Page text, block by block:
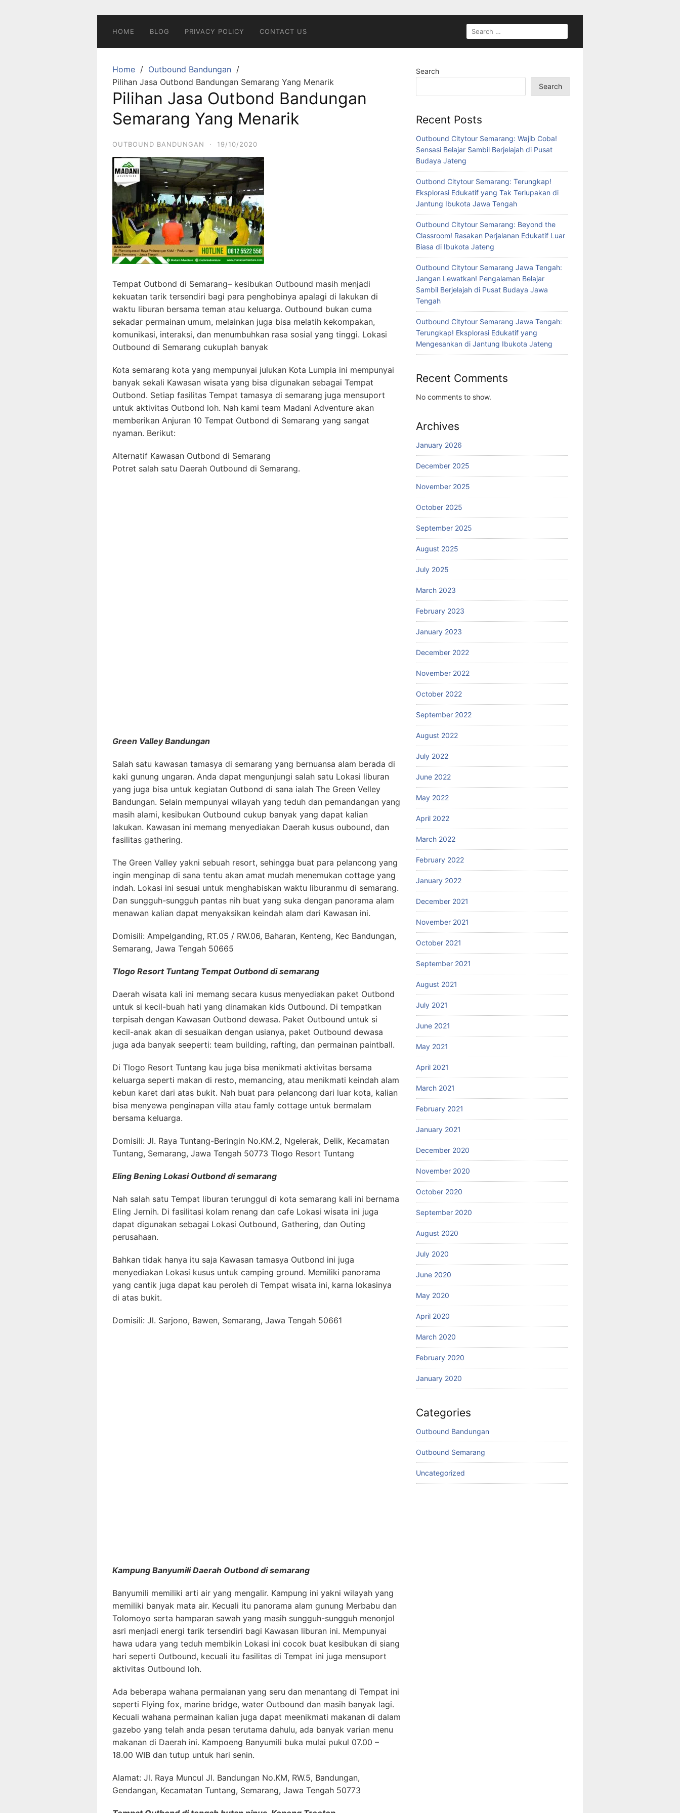
HOME BLOG PRIVACY POLICY CONTACT US
SEARCH
FOR:
Home
Outbound Bandungan
Pilihan Jasa Outbond Bandungan Semarang Yang Menarik
Pilihan Jasa Outbond Bandungan
Semarang Yang Menarik
OUTBOUND BANDUNGAN · 19/10/2020
Tempat Outbond di Semarang– kesibukan Outbound masih menjadi
kekuatan tarik tersendiri bagi para penghobinya apalagi di lakukan di
waktu liburan bersama teman atau keluarga. Outbound bukan cuma
sekadar permainan umum, melainkan juga bisa melatih kekompakan,
komunikasi, interaksi, dan menumbuhkan rasa sosial yang tinggi. Lokasi
Outbound di Semarang cukuplah banyak
Kota semarang kota yang mempunyai julukan Kota Lumpia ini mempunyai
banyak sekali Kawasan wisata yang bisa digunakan sebagai Tempat
Outbond. Setiap fasilitas Tempat tamasya di semarang juga mensuport
untuk aktivitas Outbond loh. Nah kami team Madani Adventure akan
memberikan Anjuran 10 Tempat Outbond di Semarang yang sangat
nyaman. Berikut:
Alternatif Kawasan Outbond di Semarang
Potret salah satu Daerah Outbound di Semarang.
Green Valley Bandungan
Salah satu kawasan tamasya di semarang yang bernuansa alam berada di
kaki gunung ungaran. Anda dapat mengunjungi salah satu Lokasi liburan
yang juga bisa untuk kegiatan Outbond di sana ialah The Green Velley
Bandungan. Selain mempunyai wilayah yang teduh dan pemandangan yang
masih alami, kesibukan Outbound cukup banyak yang dapat kalian
lakukan. Kawasan ini memang menyediakan Daerah kusus oubound, dan
fasilitas gathering.
The Green Valley yakni sebuah resort, sehingga buat para pelancong yang
ingin menginap di sana tentu akan amat mudah menemukan cottage yang
indah. Lokasi ini sesuai untuk menghabiskan waktu liburanmu di semarang.
Dan sungguh-sungguh pantas nih buat yang suka dengan panorama alam
menawan kalian dapat menyaksikan keindah alam dari Kawasan ini.
Domisili: Ampelganding, RT.05 / RW.06, Baharan, Kenteng, Kec Bandungan,
Semarang, Jawa Tengah 50665
Tlogo Resort Tuntang Tempat Outbond di semarang
Daerah wisata kali ini memang secara kusus menyediakan paket Outbond
untuk si kecil-buah hati yang dinamakan kids Outbound. Di tempatkan
terpisah dengan Kawasan Outbond dewasa. Paket Outbound untuk si
kecil-anak akan di sesuaikan dengan usianya, paket Outbound dewasa
juga ada banyak seeperti: team building, rafting, dan permainan paintball.
Di Tlogo Resort Tuntang kau juga bisa menikmati aktivitas bersama
keluarga seperti makan di resto, memancing, atau menikmati keindah alam
kebun karet dari atas bukit. Nah buat para pelancong dari luar kota, kalian
bisa menyewa penginapan villa atau famly cottage untuk bermalam
bersama keluarga.
Domisili: Jl. Raya Tuntang-Beringin No.KM.2, Ngelerak, Delik, Kecamatan
Tuntang, Semarang, Jawa Tengah 50773 Tlogo Resort Tuntang
Eling Bening Lokasi Outbond di semarang
Nah salah satu Tempat liburan terunggul di kota semarang kali ini bernama
Eling Jernih. Di fasilitasi kolam renang dan cafe Lokasi wisata ini juga
dapat digunakan sebagai Lokasi Outbound, Gathering, dan Outing
perusahaan.
Bahkan tidak hanya itu saja Kawasan tamasya Outbond ini juga
menyediakan Lokasi kusus untuk camping ground. Memiliki panorama
yang cantik juga dapat kau peroleh di Tempat wisata ini, karna lokasinya
di atas bukit.
Domisili: Jl. Sarjono, Bawen, Semarang, Jawa Tengah 50661
Kampung Banyumili Daerah Outbond di semarang
Banyumili memiliki arti air yang mengalir. Kampung ini yakni wilayah yang
memiliki banyak mata air. Kecuali itu panorama alam gunung Merbabu dan
Tolomoyo serta hamparan sawah yang masih sungguh-sungguh menonjol
asri menjadi energi tarik tersendiri bagi Kawasan liburan ini. Mempunyai
hawa udara yang teduh membikin Lokasi ini cocok buat kesibukan di siang
hari seperti Outbound, kecuali itu fasilitas di Tempat ini juga mensuport
aktivitas Outbound loh.
Ada beberapa wahana permaianan yang seru dan menantang di Tempat ini
seperti Flying fox, marine bridge, water Outbound dan masih banyak lagi.
Kecuali wahana permainan kalian juga dapat meenikmati makanan di dalam
gazebo yang telah anda pesan terutama dahulu, ada banyak varian menu
makanan di Daerah ini. Kampoeng Banyumili buka mulai pukul 07.00 –
18.00 WIB dan tutup untuk hari senin.
Alamat: Jl. Raya Muncul Jl. Bandungan No.KM, RW.5, Bandungan,
Gendangan, Kecamatan Tuntang, Semarang, Jawa Tengah 50773
Search
Search
Recent Posts
Outbound Citytour Semarang: Wajib Coba!
Sensasi Belajar Sambil Berjelajah di Pusat
Budaya Jateng
Outbond Citytour Semarang: Terungkap!
Eksplorasi Edukatif yang Tak Terlupakan di
Jantung Ibukota Jawa Tengah
Outbound Citytour Semarang: Beyond the
Classroom! Rasakan Perjalanan Edukatif Luar
Biasa di Ibukota Jateng
Outbound Citytour Semarang Jawa Tengah:
Jangan Lewatkan! Pengalaman Belajar
Sambil Berjelajah di Pusat Budaya Jawa
Tengah
Outbound Citytour Semarang Jawa Tengah:
Terungkap! Eksplorasi Edukatif yang
Mengesankan di Jantung Ibukota Jateng
Recent Comments
No comments to show.
Archives
January 2026
December 2025
November 2025
October 2025
September 2025
August 2025
July 2025
March 2023
February 2023
January 2023
December 2022
November 2022
October 2022
September 2022
August 2022
July 2022
June 2022
May 2022
April 2022
March 2022
February 2022
January 2022
December 2021
November 2021
October 2021
September 2021
August 2021
July 2021
June 2021
May 2021
April 2021
March 2021
February 2021
January 2021
December 2020
November 2020
October 2020
September 2020
August 2020
July 2020
June 2020
May 2020
April 2020
March 2020
February 2020
January 2020
Categories
Outbound Bandungan
Outbound Semarang
Uncategorized